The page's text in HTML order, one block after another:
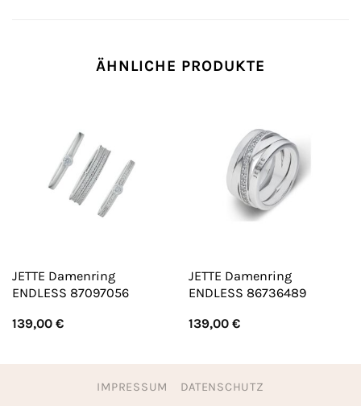
ÄHNLICHE PRODUKTE
JETTE Damenring
ENDLESS 87097056
139,00 €
JETTE Damenring
ENDLESS 86736489
139,00 €
IMPRESSUM DATENSCHUTZ